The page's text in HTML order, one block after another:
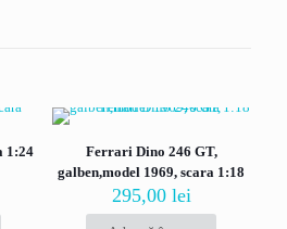
1:24
Ferrari Dino 246 GT,
galben,model 1969, scara 1:18
295,00 lei